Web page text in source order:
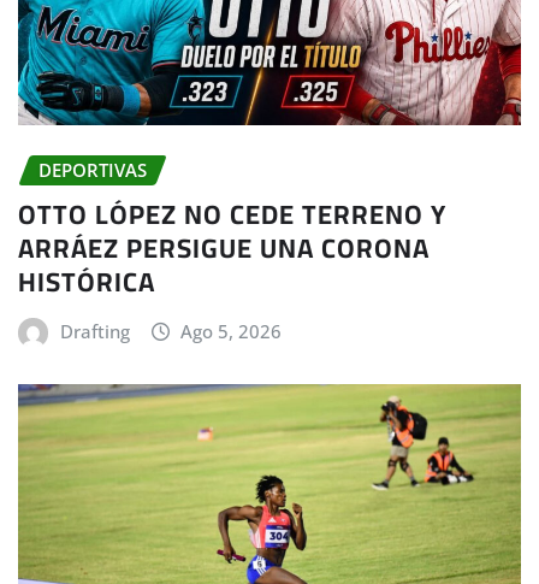
DEPORTIVAS
OTTO LÓPEZ NO CEDE TERRENO Y
ARRÁEZ PERSIGUE UNA CORONA
HISTÓRICA
Drafting Ago 5, 2026